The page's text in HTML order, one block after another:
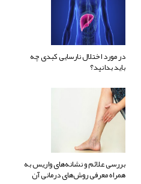
در مورد اختلال نارسایی کبدی چه
باید بدانید؟
بررسی علائم و نشانه‌های واریس به
همراه معرفی روش‌های درمانی آن